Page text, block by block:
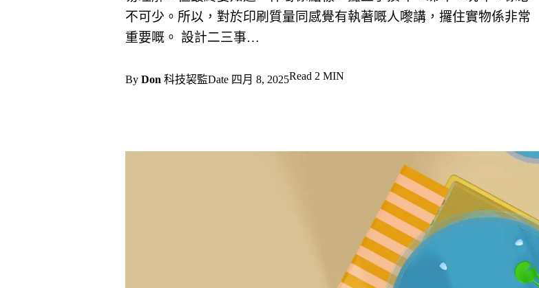
不可少。所以，對於印刷質量同感覺有執著嘅人嚟講，攞住實物係非常
重要嘅。 設計二三事…
By Don 科技袃監Date 四月 8, 2025Read 2 MIN